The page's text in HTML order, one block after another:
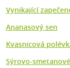
Vynikající
Ananasový sen
Kvasnicová
Sýrovo-